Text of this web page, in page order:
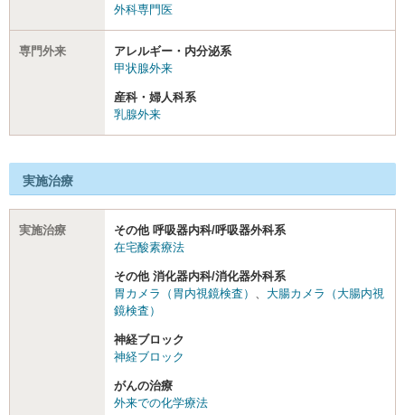
外科専門医
専門外来
アレルギー・内分泌系
甲状腺外来
産科・婦人科系
乳腺外来
実施治療
実施治療
その他 呼吸器内科/呼吸器外科系
在宅酸素療法
その他 消化器内科/消化器外科系
胃カメラ（胃内視鏡検査） 、 大腸カメラ（大腸内視
鏡検査）
神経ブロック
神経ブロック
がんの治療
外来での化学療法